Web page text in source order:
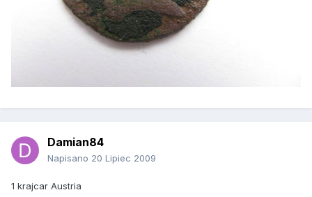
Damian84
Napisano 20 Lipiec 2009
1 krajcar Austria